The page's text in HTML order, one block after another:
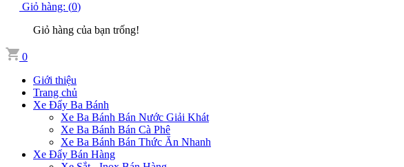
Giỏ hàng: (0)
Giỏ hàng của bạn trống!
0
Giới thiệu
Trang chủ
Xe Đẩy Ba Bánh
Xe Ba Bánh Bán Nước Giải Khát
Xe Ba Bánh Bán Cà Phê
Xe Ba Bánh Bán Thức Ăn Nhanh
Xe Đẩy Bán Hàng